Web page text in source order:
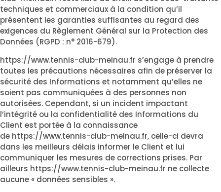
techniques et commerciaux à la condition qu’il
présentent les garanties suffisantes au regard des
exigences du Règlement Général sur la Protection des
Données (RGPD : n° 2016-679).
https://www.tennis-club-meinau.fr s’engage à prendre
toutes les précautions nécessaires afin de préserver la
sécurité des Informations et notamment qu’elles ne
soient pas communiquées à des personnes non
autorisées. Cependant, si un incident impactant
l’intégrité ou la confidentialité des Informations du
Client est portée à la connaissance
de https://www.tennis-club-meinau.fr, celle-ci devra
dans les meilleurs délais informer le Client et lui
communiquer les mesures de corrections prises. Par
ailleurs https://www.tennis-club-meinau.fr ne collecte
aucune « données sensibles ».